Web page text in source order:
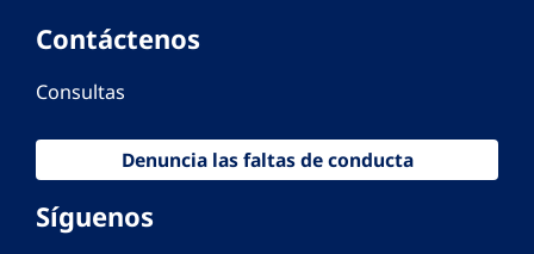
Contáctenos
Consultas
Denuncia las faltas de conducta
Síguenos